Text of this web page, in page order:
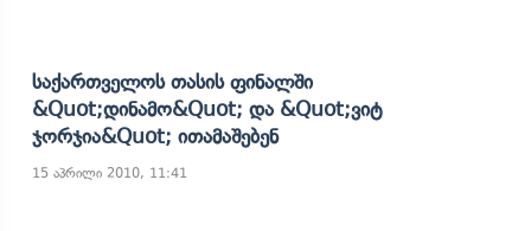
Საქართველოს Თასის Ფინალში
&quot;დინამო&quot; Და &quot;ვიტ
Ჯორჯია&quot; Ითამაშებენ
15 აპრილი 2010, 11:41